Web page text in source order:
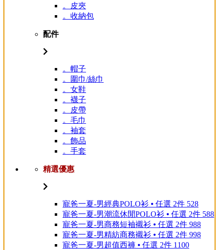
。皮夾
。收納包
配件
。帽子
。圍巾/絲巾
。女鞋
。襪子
。皮帶
。毛巾
。袖套
。飾品
。手套
精選優惠
寵爸一夏-男經典POLO衫 ⦁ 任選 2件 528
寵爸一夏-男潮流休閒POLO衫 ⦁ 任選 2件 588
寵爸一夏-男商務短袖襯衫 ⦁ 任選 2件 988
寵爸一夏-男精紡商務襯衫 ⦁ 任選 2件 998
寵爸一夏-男超值西褲 ⦁ 任選 2件 1100